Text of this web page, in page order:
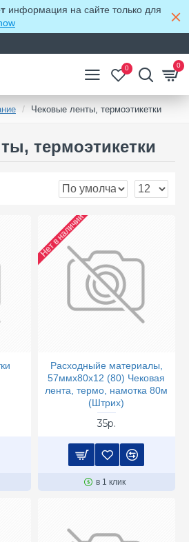
информация на сайте только для
0 0
Чековые ленты, термоэтикетки
термоэтикетки
Нет в наличии
Расходныйе материалы,
57ммх80х12 (80) Чековая
лента, термо, намотка 80м
(Штрих)
35р.
в 1 клик